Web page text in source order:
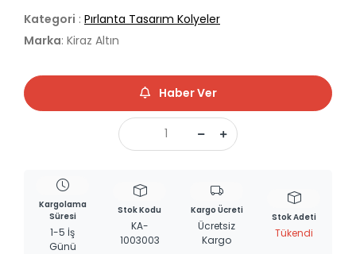
Kategori : Pırlanta Tasarım Kolyeler
Marka: Kiraz Altın
Haber Ver
Kargolama
Süresi
1-5 İş
Günü
Stok Kodu
KA-
1003003
Kargo Ücreti
Ücretsiz
Kargo
Stok Adeti
Tükendi